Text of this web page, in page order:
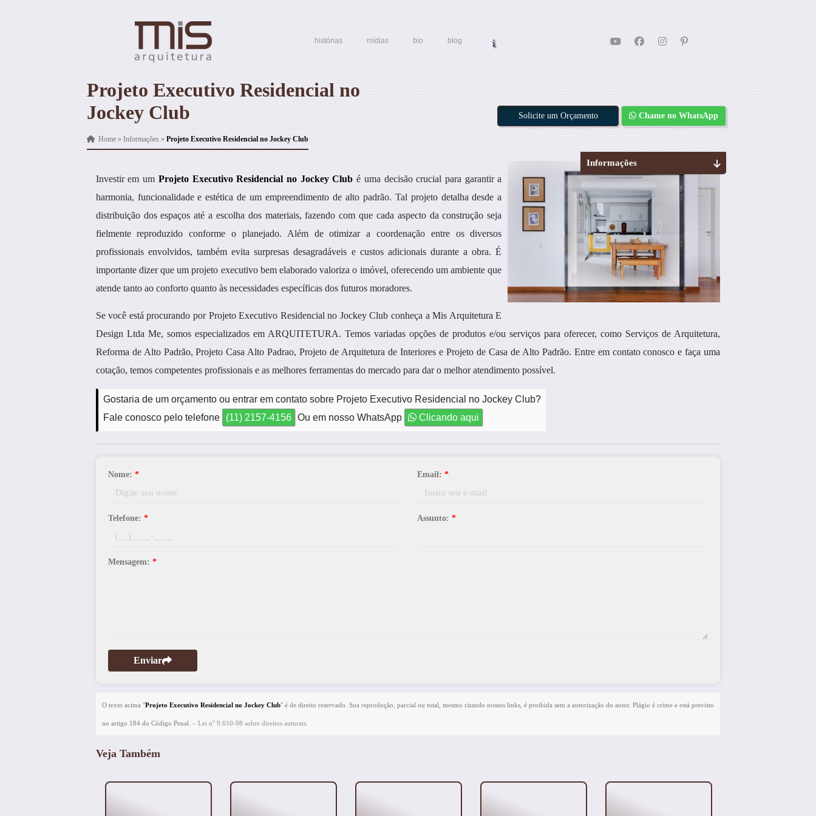
histórias mídias bio blog
Projeto Executivo Residencial no
Jockey Club
Home» Informações » Projeto Executivo Residencial no Jockey Club
Solicite um Orçamento Chame no WhatsApp
Investir em um Projeto Executivo Residencial no Jockey Club é uma decisão crucial para garantir a
harmonia, funcionalidade e estética de um empreendimento de alto padrão. Tal projeto detalha desde a
distribuição dos espaços até a escolha dos materiais, fazendo com que cada aspecto da construção seja
fielmente reproduzido conforme o planejado. Além de otimizar a coordenação entre os diversos
profissionais envolvidos, também evita surpresas desagradáveis e custos adicionais durante a obra. É
importante dizer que um projeto executivo bem elaborado valoriza o imóvel, oferecendo um ambiente que
atende tanto ao conforto quanto às necessidades específicas dos futuros moradores.
Se você está procurando por Projeto Executivo Residencial no Jockey Club conheça a Mis Arquitetura E
Design Ltda Me, somos especializados em ARQUITETURA. Temos variadas opções de produtos e/ou serviços para oferecer, como Serviços de Arquitetura,
Reforma de Alto Padrão, Projeto Casa Alto Padrao, Projeto de Arquitetura de Interiores e Projeto de Casa de Alto Padrão. Entre em contato conosco e faça uma
cotação, temos competentes profissionais e as melhores ferramentas do mercado para dar o melhor atendimento possível.
Gostaria de um orçamento ou entrar em contato sobre Projeto Executivo Residencial no Jockey Club?
Fale conosco pelo telefone
(11) 2157-4156 Ou em nosso WhatsApp Clicando aqui
Nome: * Email: *
Telefone: * Assunto: *
Mensagem: *
Enviar
O texto acima "Projeto Executivo Residencial no Jockey Club" é de direito reservado. Sua reprodução, parcial ou total, mesmo citando nossos links, é proibida sem a autorização do autor. Plágio é crime e está previsto
no artigo 184 do Código Penal. – Lei n° 9.610-98 sobre direitos autorais.
Informações
Veja Também